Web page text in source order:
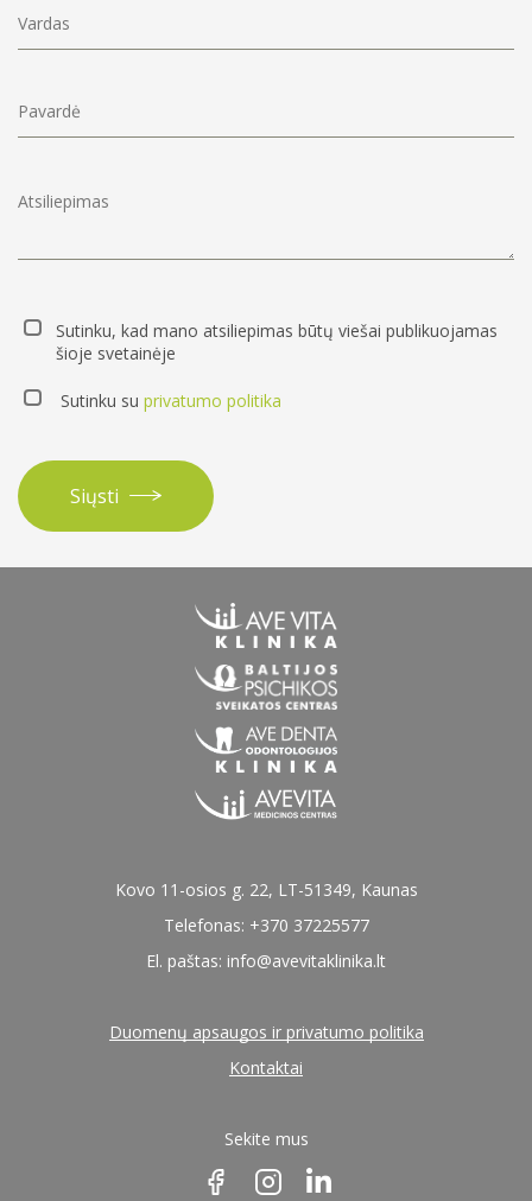
Sutinku, kad mano atsiliepimas būtų viešai publikuojamas
šioje svetainėje
Sutinku su privatumo politika
Siųsti
Kovo 11-osios g. 22, LT-51349, Kaunas
Telefonas: +370 37225577
El. paštas: info@avevitaklinika.lt
Duomenų apsaugos ir privatumo politika
Kontaktai
Sekite mus